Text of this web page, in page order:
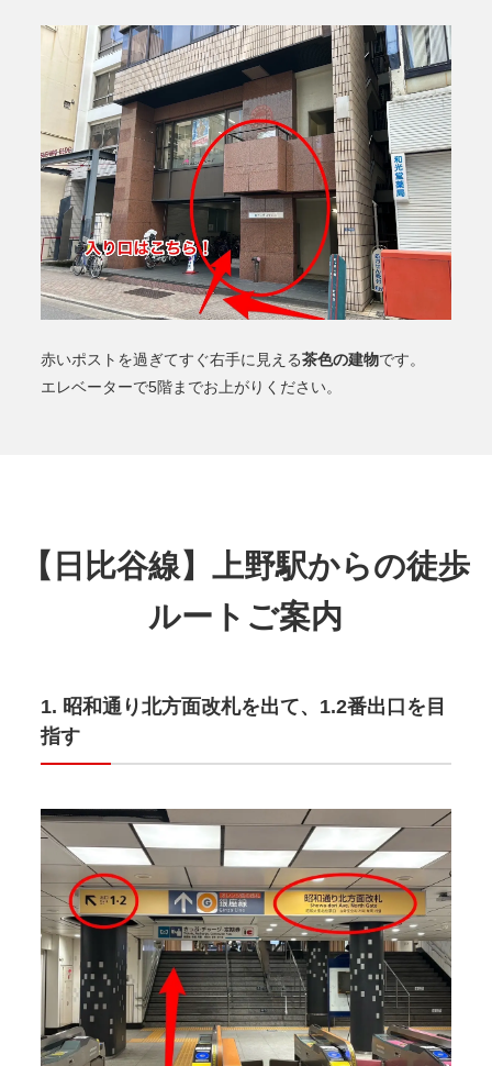
赤いポストを過ぎてすぐ右手に見える茶色の建物です。
エレベーターで5階までお上がりください。
【日比谷線】上野駅からの徒歩
ルートご案内
昭和通り北方面改札を出て、1.2番出口を目
指す